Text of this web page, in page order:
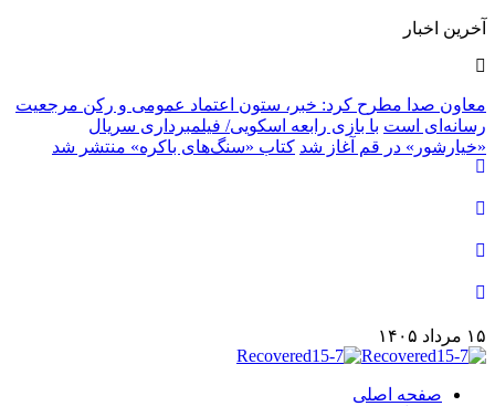
آخرین اخبار
معاون صدا مطرح کرد: خبر، ستون اعتماد عمومی و رکن مرجعیت
رسانه‌ای است با بازی رابعه اسکویی/ فیلمبرداری سریال
«خیارشور» در قم آغاز شد کتاب «سنگ‌های باکره» منتشر شد
۱۵ مرداد ۱۴۰۵
صفحه اصلی